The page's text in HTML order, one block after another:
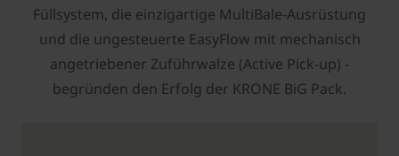
Füllsystem, die einzigartige MultiBale-Ausrüstung
und die ungesteuerte EasyFlow mit mechanisch
angetriebener Zuführwalze (Active Pick-up) ­
begründen den Erfolg der ­KRONE BiG Pack.